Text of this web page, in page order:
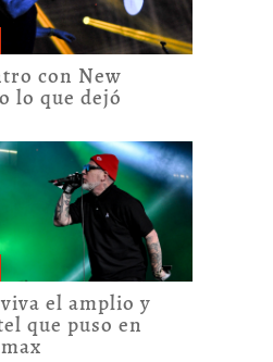
con New
lo que dejó
el amplio y
que puso en